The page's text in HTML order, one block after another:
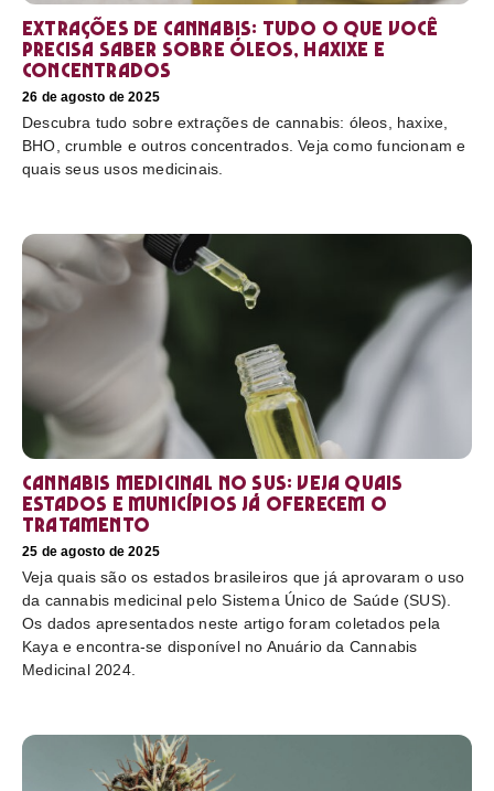
Extrações de cannabis: tudo o que você
precisa saber sobre óleos, haxixe e
concentrados
26 de agosto de 2025
Descubra tudo sobre extrações de cannabis: óleos, haxixe,
BHO, crumble e outros concentrados. Veja como funcionam e
quais seus usos medicinais.
Cannabis medicinal no SUS: veja quais
estados e municípios já oferecem o
tratamento
25 de agosto de 2025
Veja quais são os estados brasileiros que já aprovaram o uso
da cannabis medicinal pelo Sistema Único de Saúde (SUS).
Os dados apresentados neste artigo foram coletados pela
Kaya e encontra-se disponível no Anuário da Cannabis
Medicinal 2024.